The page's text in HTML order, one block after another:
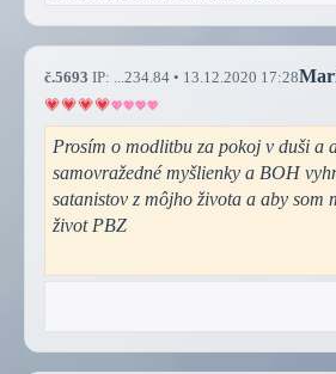
č.5693 IP: ...234.84 • 13.12.2020 17:28
Prosím o modlitbu za pokoj v duši a
samovražedné myšlienky a BOH
satanistov z môjho života a aby som
život PBZ